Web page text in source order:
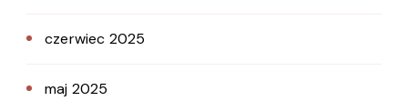
czerwiec 2025
maj 2025